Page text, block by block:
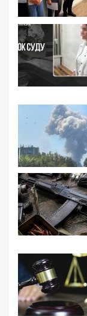
Рекламні
отримувати
Приєднуйтесь
за останніми
Читайте
Предыдущая
На
вимагали
які не
Следующая
Посадовець